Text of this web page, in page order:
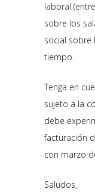
laboral
sobre los
social sobre
tiempo.
Tenga en
sujeto a la
debe
facturación
con marzo
Saludos,